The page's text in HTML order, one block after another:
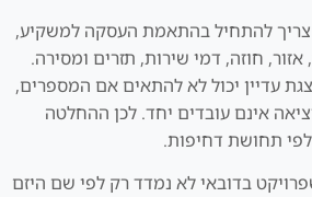
צריך להתחיל בהתאמת העסקה למשקיע,
חוזה, דמי שירות, תזרים ומסירה.
עדיין יכול לא להתאים אם המספרים,
אינם עובדים יחד. לכן ההחלטה
תחושת דחיפות.
בדובאי לא נמדד רק לפי שם היזם